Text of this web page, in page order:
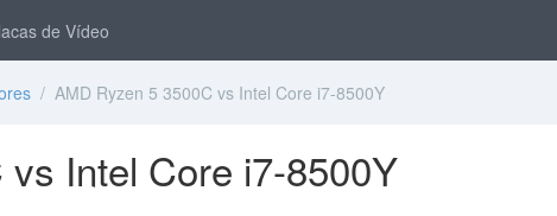
de Vídeo
/ AMD Ryzen 5 3500C vs Intel Core i7-8500Y
Intel Core i7-8500Y